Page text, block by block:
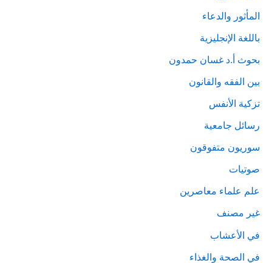
المأثور والدعاء
باللغة الإنجليزية
بحوث أ.د غسان حمدون
بين الفقه والقانون
تزكية الأنفس
رسائل جامعية
سوريون متفوقون
صوتيات
علم علماء معاصرين
غير مصنف
في الأعشاب
في الصحة والغذاء